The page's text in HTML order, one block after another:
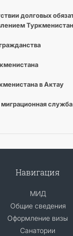
долговых
в Актау
миграционная
Навигация
МИД
Общие сведения
Оформление визы
Санатории